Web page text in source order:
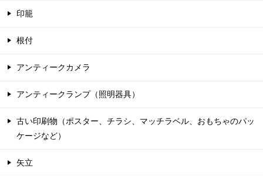
印籠
根付
アンティークカメラ
アンティークランプ（照明器具）
古い印刷物（ポスター、チラシ、マッチラベル、おもちゃのパッ
ケージなど）
矢立